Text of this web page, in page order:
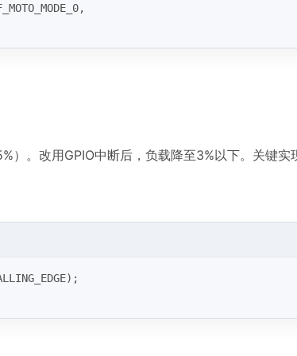
）。改用GPIO中断后，负载降至3%以下。关键实